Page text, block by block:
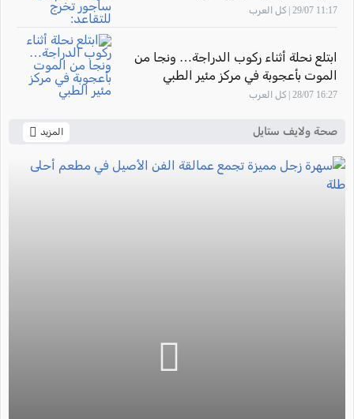
للتقاعد: "أشعر بالفخر لأنني ساهمت في
11:17 29/07 | كل العرب
ابتلع نحلة أثناء ركوب الدراجة… ونجا من
الموت بأعجوبة في مركز مئير الطبي
16:27 28/07 | كل العرب
صحة ولايف ستايل المزيد